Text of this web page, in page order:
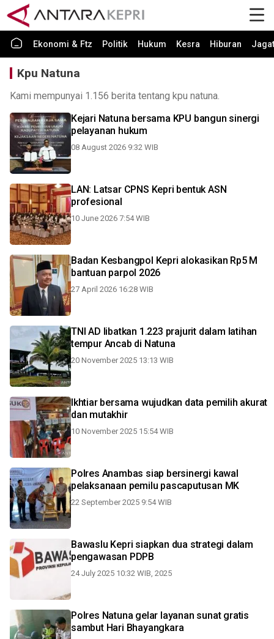
Ekonomi & Ftz Politik Hukum Kesra Hiburan Jagat
Kpu Natuna
Kami mempunyai 1.156 berita tentang kpu natuna.
Kejari Natuna bersama KPU bangun sinergi
pelayanan hukum
08 August 2026 9:32 WIB
LAN: Latsar CPNS Kepri bentuk ASN
profesional
10 June 2026 7:54 WIB
Badan Kesbangpol Kepri alokasikan Rp5 M
bantuan parpol 2026
27 April 2026 16:28 WIB
TNI AD libatkan 1.223 prajurit dalam latihan
tempur Ancab di Natuna
20 November 2025 13:13 WIB
Ikhtiar bersama wujudkan data pemilih akurat
dan mutakhir
10 November 2025 15:54 WIB
Polres Anambas siap bersinergi kawal
pelaksanaan pemilu pascaputusan MK
22 September 2025 9:54 WIB
Bawaslu Kepri siapkan dua strategi dalam
pengawasan PDPB
24 July 2025 10:32 WIB, 2025
Polres Natuna gelar layanan sunat gratis
sambut Hari Bhayangkara